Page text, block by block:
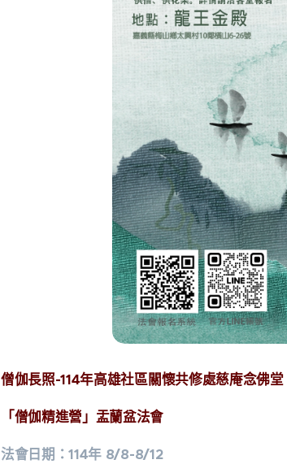
僧伽長照-114年高雄社區關懷共修處慈庵念佛堂
「僧伽精進營」盂蘭盆法會
法會日期：114年 8/8-8/12